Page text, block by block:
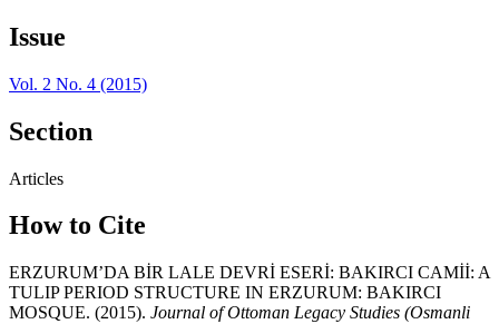
Issue
Vol. 2 No. 4 (2015)
Section
Articles
How to Cite
ERZURUM’DA BİR LALE DEVRİ ESERİ: BAKIRCI CAMİİ: A
TULIP PERIOD STRUCTURE IN ERZURUM: BAKIRCI
MOSQUE. (2015). Journal of Ottoman Legacy Studies (Osmanli